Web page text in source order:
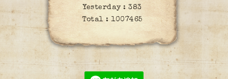
Yesterday :383
Total :1007465